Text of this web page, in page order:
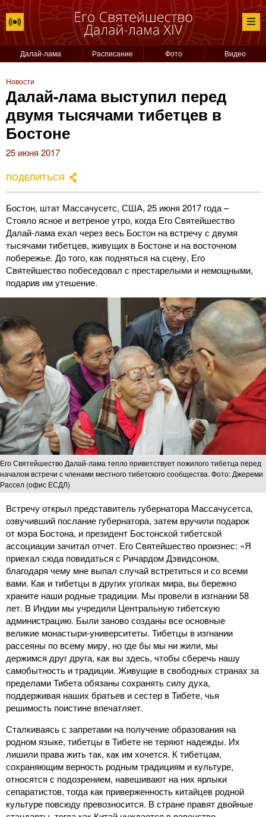
Далай-лама Расписание Фото Видео
Новости
Далай-лама выступил перед
двумя тысячами тибетцев в
Бостоне
25 июня 2017
ПОДЕЛИТЬСЯ
Бостон, штат Массачусетс, США, 25 июня 2017 года –
Стояло ясное и ветреное утро, когда Его Святейшество
Далай-лама ехал через весь Бостон на встречу с двумя
тысячами тибетцев, живущих в Бостоне и на восточном
побережье. До того, как подняться на сцену, Его
Святейшество побеседовал с престарелыми и немощными,
подарив им утешение.
Его Святейшество Далай-лама тепло приветствует пожилого тибетца перед
началом встречи с членами местного тибетского сообщества. Фото: Джереми
Рассел (офис ЕСДЛ)
Встречу открыл представитель губернатора Массачусетса,
озвучивший послание губернатора, затем вручили подарок
от мэра Бостона, и президент Бостонской тибетской
ассоциации зачитал отчет. Его Святейшество произнес: «Я
приехал сюда повидаться с Ричардом Дэвидсоном,
благодаря чему мне выпал случай встретиться и со всеми
вами. Как и тибетцы в других уголках мира, вы бережно
храните наши родные традиции. Мы провели в изгнании 58
лет. В Индии мы учредили Центральную тибетскую
администрацию. Были заново созданы все основные
великие монастыри-университеты. Тибетцы в изгнании
рассеяны по всему миру, но где бы мы ни жили, мы
держимся друг друга, как вы здесь, чтобы сберечь нашу
самобытность и традиции. Живущие в свободных странах за
пределами Тибета обязаны сохранять силу духа,
поддерживая наших братьев и сестер в Тибете, чья
решимость поистине впечатляет.
Сталкиваясь с запретами на получение образования на
родном языке, тибетцы в Тибете не теряют надежды. Их
лишили права жить так, как им хочется. К тибетцам,
сохраняющим верность родным традициям и культуре,
относятся с подозрением, навешивают на них ярлыки
сепаратистов, тогда как приверженность китайцев родной
культуре повсюду превозносится. В стране правят двойные